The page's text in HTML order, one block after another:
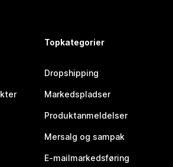
Topkategorier
Dropshipping
Markedspladser
Produktanmeldelser
Mersalg og sampak
E-mailmarkedsføring